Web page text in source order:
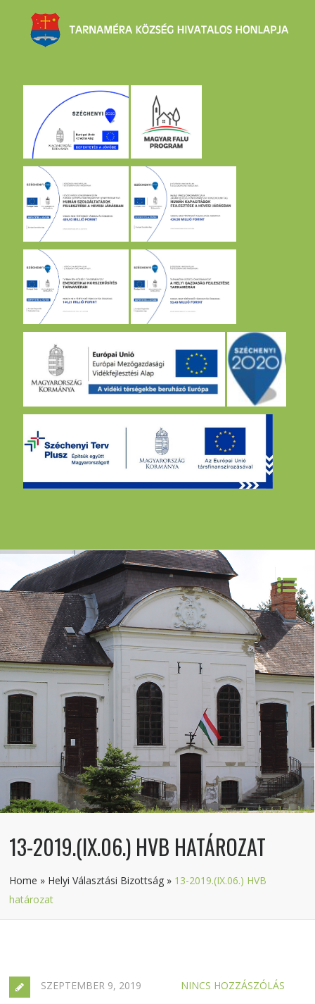
13-2019.(IX.06.) HVB HATÁROZAT
Home » Helyi Választási Bizottság » 13-2019.(IX.06.) HVB
határozat
SZEPTEMBER 9, 2019 NINCS HOZZÁSZÓLÁS